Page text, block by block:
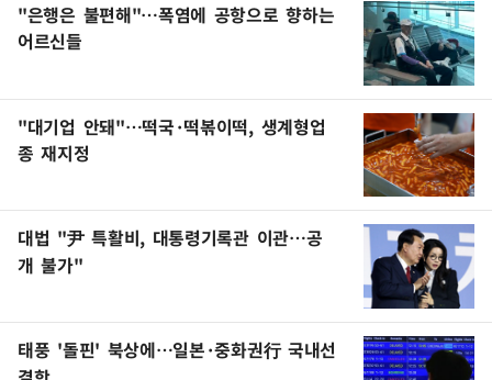
"은행은 불편해"…폭염에 공항으로 향하는
어르신들
"대기업 안돼"…떡국·떡볶이떡, 생계형업
종 재지정
대법 "尹 특활비, 대통령기록관 이관…공
개 불가"
태풍 '돌핀' 북상에…일본·중화권行 국내선